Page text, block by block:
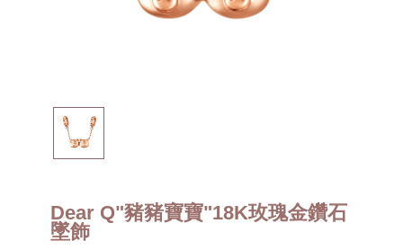
Dear Q"豬豬寶寶"18K玫瑰金鑽石
墜飾